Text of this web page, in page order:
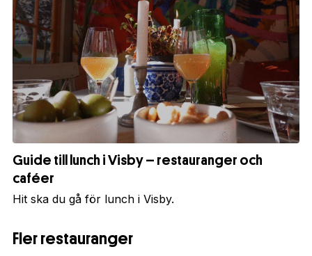
Guide till lunch i Visby – restauranger och
caféer
Hit ska du gå för lunch i Visby.
Fler restauranger